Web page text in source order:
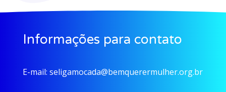
Informações para contato
E-mail: seligamocada@bemquerermulher.org.br